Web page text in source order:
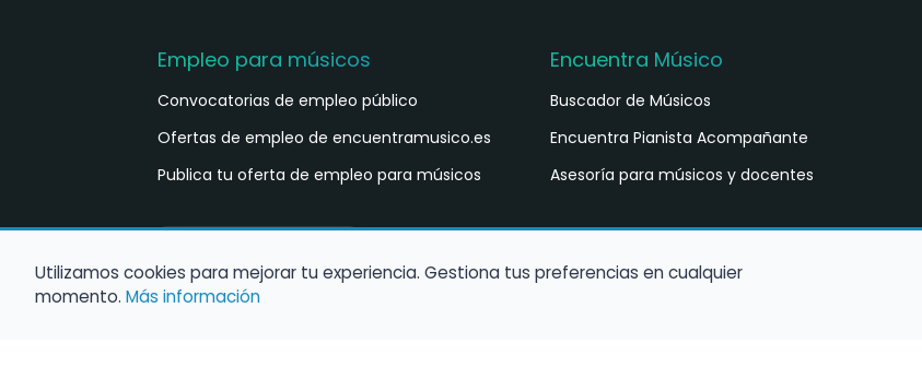
Empleo para músicos
Convocatorias de empleo público
Ofertas de empleo de encuentramusico.es
Publica tu oferta de empleo para músicos
Encuentra Músico
Buscador de Músicos
Encuentra Pianista Acompañante
Asesoría para músicos y docentes
Utilizamos cookies para mejorar tu experiencia. Gestiona tus preferencias en cualquier
momento. Más información